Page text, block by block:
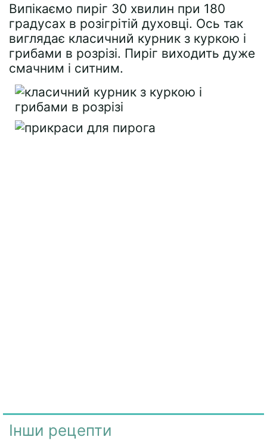
Випікаємо пиріг 30 хвилин при 180
градусах в розігрітій духовці. Ось так
виглядає класичний курник з куркою і
грибами в розрізі. Пиріг виходить дуже
смачним і ситним.
Інши рецепти